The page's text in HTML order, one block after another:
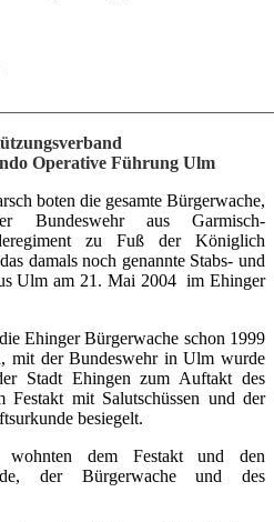
Operative Führung Ulm
boten die gesamte Bürgerwache,
Bundeswehr aus Garmisch-
zu Fuß der Königlich
damals noch genannte Stabs- und
Ulm am 21. Mai 2004 im Ehinger
Ehinger Bürgerwache schon 1999
mit der Bundeswehr in Ulm wurde
Stadt Ehingen zum Auftakt des
Festakt mit Salutschüssen und der
besiegelt.
dem Festakt und den
der Bürgerwache und des